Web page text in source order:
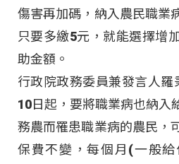
傷害再加碼，納入農民職業
只要多繳5元，就能選擇增
助金額。
行政院政務委員兼發言人羅
10日起，要將職業病也納入
務農而罹患職業病的農民，
保費不變，每個月(一般